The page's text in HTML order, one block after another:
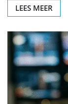
LEES MEER